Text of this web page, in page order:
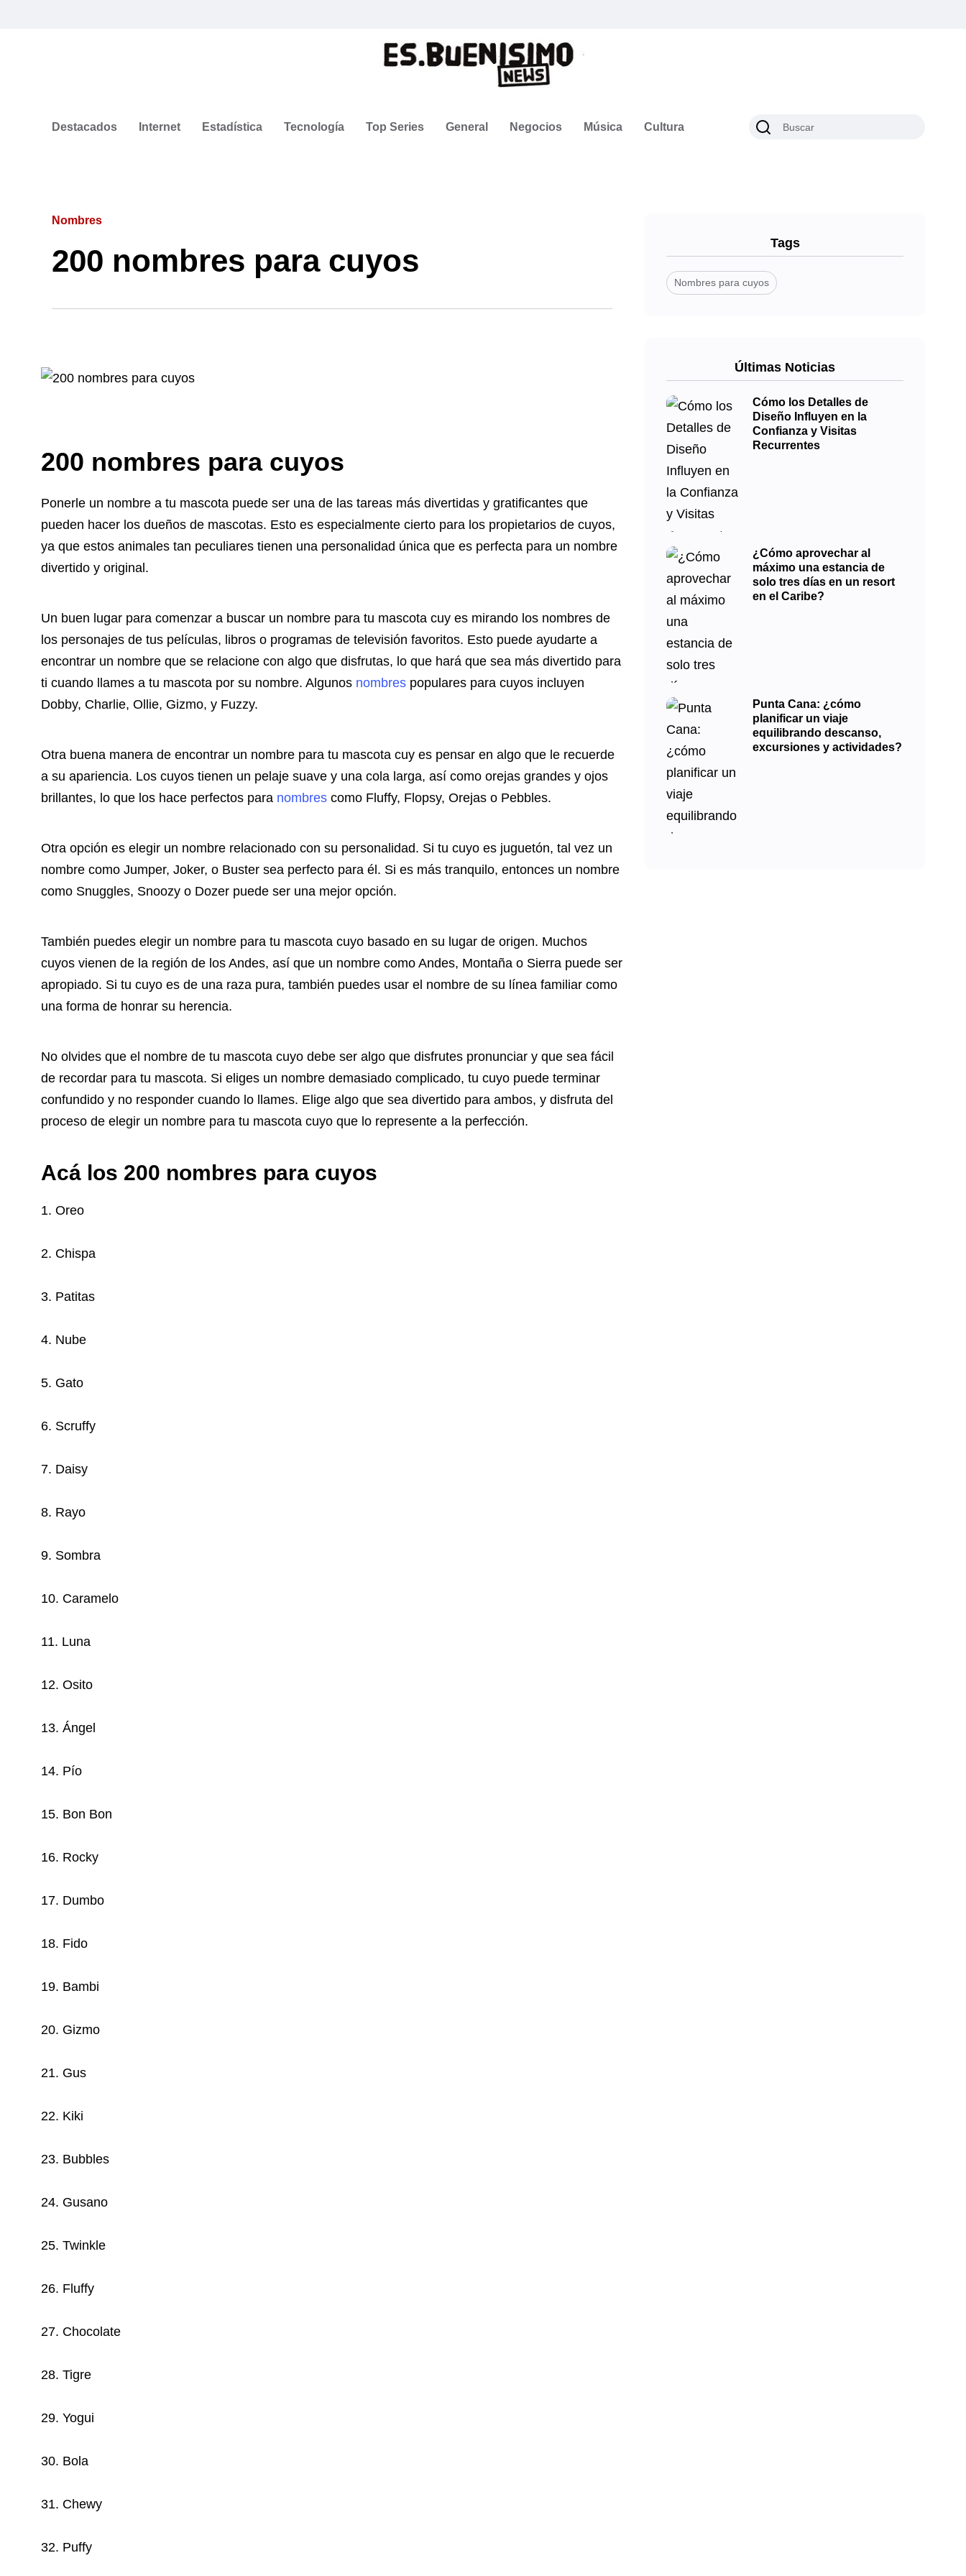
Destacados Internet Estadística Tecnología Top Series General Negocios Música Cultura
Nombres
200 nombres para cuyos
200 nombres para cuyos
Ponerle un nombre a tu mascota puede ser una de las tareas más divertidas y gratificantes que
pueden hacer los dueños de mascotas. Esto es especialmente cierto para los propietarios de cuyos,
ya que estos animales tan peculiares tienen una personalidad única que es perfecta para un nombre
divertido y original.
Un buen lugar para comenzar a buscar un nombre para tu mascota cuy es mirando los nombres de
los personajes de tus películas, libros o programas de televisión favoritos. Esto puede ayudarte a
encontrar un nombre que se relacione con algo que disfrutas, lo que hará que sea más divertido para
ti cuando llames a tu mascota por su nombre. Algunos nombres populares para cuyos incluyen
Dobby, Charlie, Ollie, Gizmo, y Fuzzy.
Otra buena manera de encontrar un nombre para tu mascota cuy es pensar en algo que le recuerde
a su apariencia. Los cuyos tienen un pelaje suave y una cola larga, así como orejas grandes y ojos
brillantes, lo que los hace perfectos para nombres como Fluffy, Flopsy, Orejas o Pebbles.
Otra opción es elegir un nombre relacionado con su personalidad. Si tu cuyo es juguetón, tal vez un
nombre como Jumper, Joker, o Buster sea perfecto para él. Si es más tranquilo, entonces un nombre
como Snuggles, Snoozy o Dozer puede ser una mejor opción.
También puedes elegir un nombre para tu mascota cuyo basado en su lugar de origen. Muchos
cuyos vienen de la región de los Andes, así que un nombre como Andes, Montaña o Sierra puede ser
apropiado. Si tu cuyo es de una raza pura, también puedes usar el nombre de su línea familiar como
una forma de honrar su herencia.
No olvides que el nombre de tu mascota cuyo debe ser algo que disfrutes pronunciar y que sea fácil
de recordar para tu mascota. Si eliges un nombre demasiado complicado, tu cuyo puede terminar
confundido y no responder cuando lo llames. Elige algo que sea divertido para ambos, y disfruta del
proceso de elegir un nombre para tu mascota cuyo que lo represente a la perfección.
Acá los 200 nombres para cuyos
1. Oreo
2. Chispa
3. Patitas
4. Nube
5. Gato
6. Scruffy
7. Daisy
8. Rayo
9. Sombra
10. Caramelo
11. Luna
12. Osito
13. Ángel
14. Pío
15. Bon Bon
16. Rocky
17. Dumbo
18. Fido
19. Bambi
20. Gizmo
21. Gus
22. Kiki
23. Bubbles
24. Gusano
25. Twinkle
26. Fluffy
27. Chocolate
28. Tigre
29. Yogui
30. Bola
31. Chewy
32. Puffy
Tags
Nombres para cuyos
Últimas Noticias
Cómo los Detalles de
Diseño Influyen en la
Confianza y Visitas
Recurrentes
¿Cómo aprovechar al
máximo una estancia de
solo tres días en un resort
en el Caribe?
Punta Cana: ¿cómo
planificar un viaje
equilibrando descanso,
excursiones y actividades?